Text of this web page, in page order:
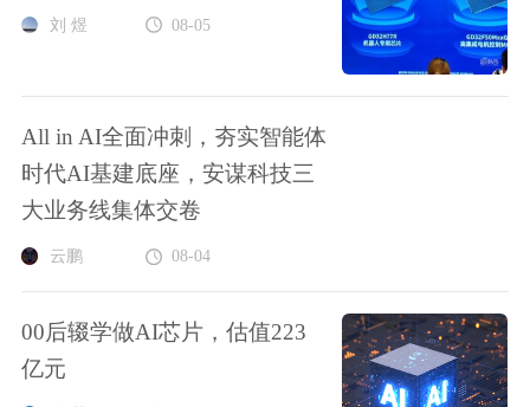
刘 煜 08-05
All in AI全面冲刺，夯实智能体
时代AI基建底座，安谋科技三
大业务线集体交卷
云鹏 08-04
00后辍学做AI芯片，估值223
亿元